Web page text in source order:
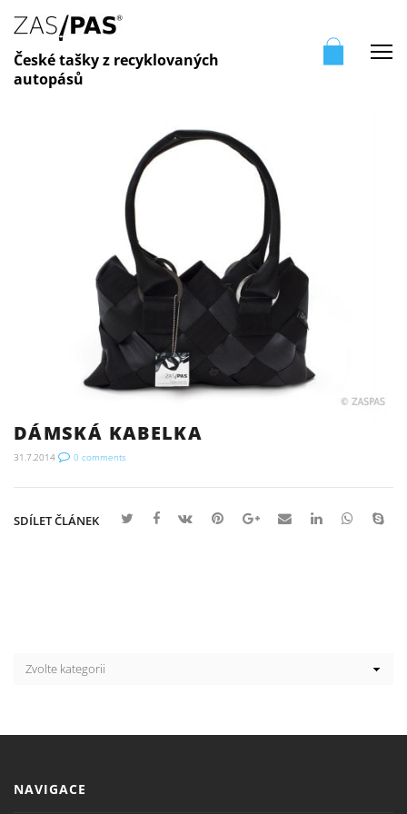
České tašky z recyklovaných
autopásů
DÁMSKÁ KABELKA
31.7.2014 0 comments
SDÍLET ČLÁNEK
NAVIGACE